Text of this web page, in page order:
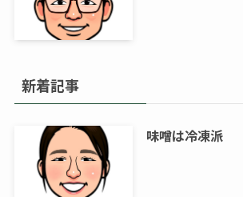
新着記事
味噌は冷凍派